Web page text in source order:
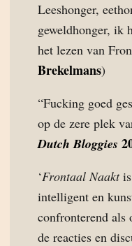
Leeshonger,
geweldhonger, ik
het lezen van
Brekelmans)
“Fucking goed
op de zere plek
Dutch Bloggies
‘Frontaal Naaktis
intelligent en
confronterend als
de reacties en